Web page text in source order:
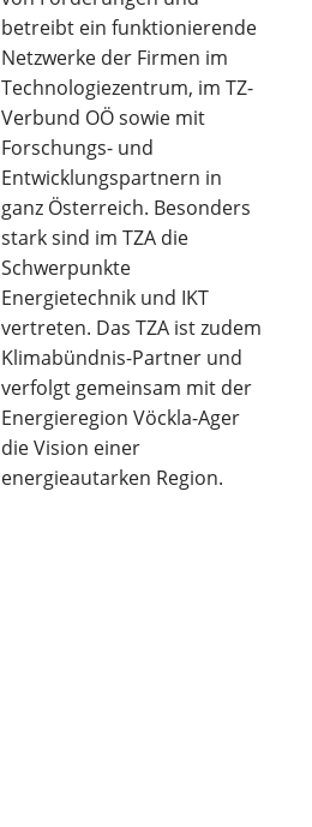
betreibt ein funktionierende
Netzwerke der Firmen im
Technologiezentrum, im TZ-
Verbund OÖ sowie mit
Forschungs- und
Entwicklungspartnern in
ganz Österreich. Besonders
stark sind im TZA die
Schwerpunkte
Energietechnik und IKT
vertreten. Das TZA ist zudem
Klimabündnis-Partner und
verfolgt gemeinsam mit der
Energieregion Vöckla-Ager
die Vision einer
energieautarken Region.